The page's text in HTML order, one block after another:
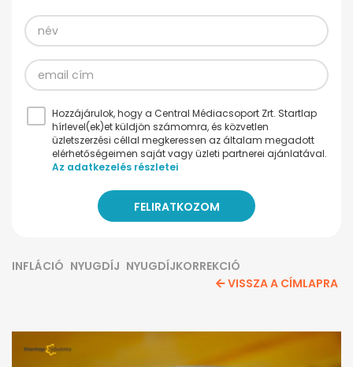
Hozzájárulok, hogy a Central Médiacsoport Zrt. Startlap
hírlevel(ek)et küldjön számomra, és közvetlen
üzletszerzési céllal megkeressen az általam megadott
elérhetőségeimen saját vagy üzleti partnerei ajánlatával.
Az adatkezelés részletei
INFLÁCIÓ NYUGDÍJ NYUGDÍJKORREKCIÓ
VISSZA A CÍMLAPRA